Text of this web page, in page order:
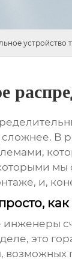
устройство
сложнее. В
и,
это